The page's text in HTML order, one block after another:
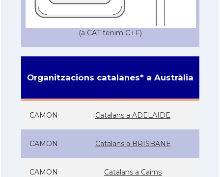
(a CAT tenim C i F)
Organitzacions catalanes* a Austràlia
CAMON Catalans a ADELAIDE
CAMON Catalans a BRISBANE
CAMON Catalans a Cairns